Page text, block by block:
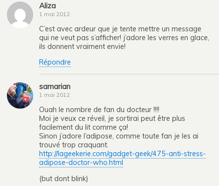
Aliza
1 mai 2012
C’est avec ardeur que je tente mettre un message
qui ne veut pas s’afficher! j’adore les verres en glace,
ils donnent vraiment envie!
Répondre
samarian
1 mai 2012
Ouah le nombre de fan du docteur !!!!
Moi je veux ce réveil, je sortirai peut être plus
facilement du lit comme ça!
Sinon j’adore l’adipose, comme toute fan je les ai
trouvé trop craquant.
http://lageekerie.com/gadget-geek/475-anti-stress-
adipose-doctor-who.html
(but dont blink)